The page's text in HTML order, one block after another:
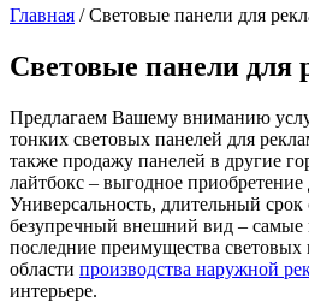
Главная /Световые панели для
Световые панели для
Предлагаем Вашему вниманию
тонких световых панелей для
также продажу панелей в другие
лайтбокс – выгодное приобретение
Универсальность, длительный
безупречный внешний вид – самые
последние преимущества световых
области производства наружной
интерьере.